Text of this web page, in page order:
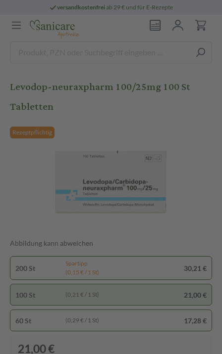
versandkostenfreiab 29 € und für E-Rezepte
Levodop-neuraxpharm 100/25mg 100 St
Tabletten
Rezeptpflichtig
Abbildung kann abweichen
200 St
Spartipp
(0,15 € / 1 St)
30,21 €
100 St (0,21 € / 1 St) 21,00 €
60 St (0,29 € / 1 St) 17,28 €
21,00 €